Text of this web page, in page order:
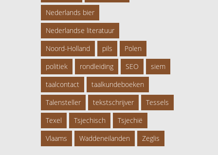
Nederlands bier
Nederlandse literatuur
Noord-Holland
pils
Polen
politiek
rondleiding SEO
siem
taalcontact
taalkundeboeken
Talensteller
tekstschrijver
Tessels
Texel
Tsjechisch
Tsjechië
Vlaams
Waddeneilanden Zeglis